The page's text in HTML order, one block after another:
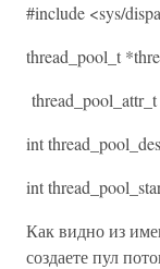
#include <sys/
thread_pool_t
int
int
Как видно из
создаете пул